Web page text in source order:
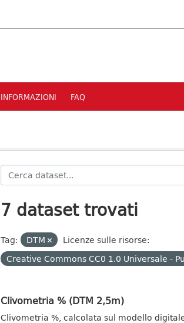
INFORMAZIONI FAQ
7 dataset trovati
Tag: DTM
Licenze sulle risorse:
Creative Commons CC0 1.0 Universale -
Clivometria % (DTM 2,5m)
Clivometria %, calcolata sul modello